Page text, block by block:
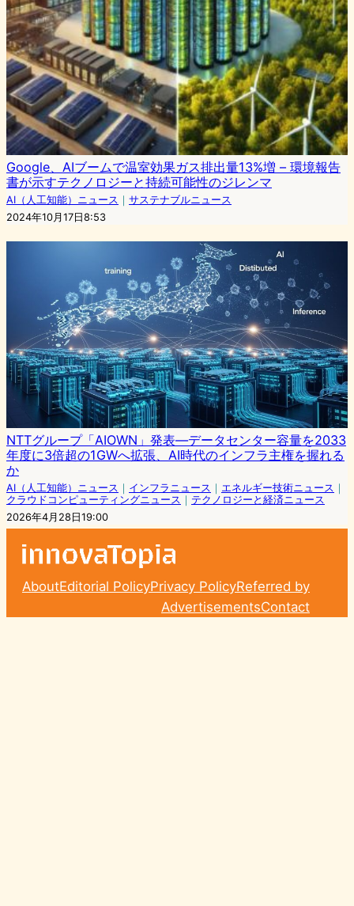
Google、AIブームで温室効果ガス排出量13%増 – 環境報告
書が示すテクノロジーと持続可能性のジレンマ
AI（人工知能）ニュース ｜ サステナブルニュース
2024年10月17日8:53
NTTグループ「AIOWN」発表―データセンター容量を2033
年度に3倍超の1GWへ拡張、AI時代のインフラ主権を握れる
か
AI（人工知能）ニュース ｜ インフラニュース ｜ エネルギー技術ニュース ｜
クラウドコンピューティングニュース ｜ テクノロジーと経済ニュース
2026年4月28日19:00
AboutEditorial PolicyPrivacy PolicyReferred by
AdvertisementsContact